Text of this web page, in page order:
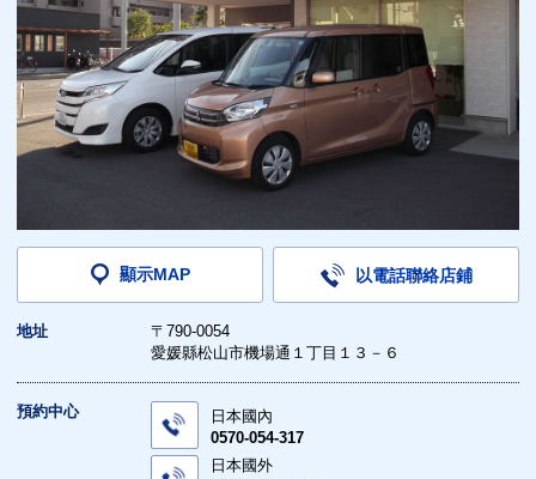
顯示MAP 以電話聯絡店鋪
地址
〒790-0054
愛媛縣松山市機場通１丁目１３－６
預約中心
日本國內
0570-054-317
日本國外